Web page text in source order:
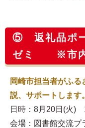
⑤ 返礼品ポー
ゼミ ※市内
岡崎市担当者がふ
説、サポートします。
日時：8月20日(火)
会場：図書館交流